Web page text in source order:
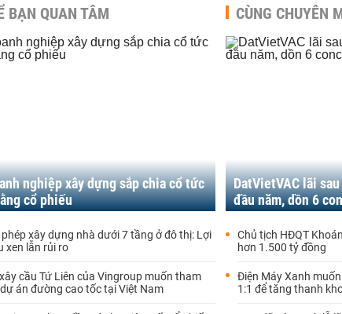
BẠN QUAN TÂM
nghiệp xây dựng sắp chia cổ tức
cổ phiếu
phép xây dựng nhà dưới 7 tầng ở đô thị: Lợi
xen lẫn rủi ro
cầu Tứ Liên của Vingroup muốn tham
án đường cao tốc tại Việt Nam
CÙNG CHUYÊN
DatVietVAC lãi
đầu năm, dồn 6
Chủ tịch HĐQT
hơn 1.500 tỷ đồng
Điện Máy Xanh
1:1 để tăng thanh